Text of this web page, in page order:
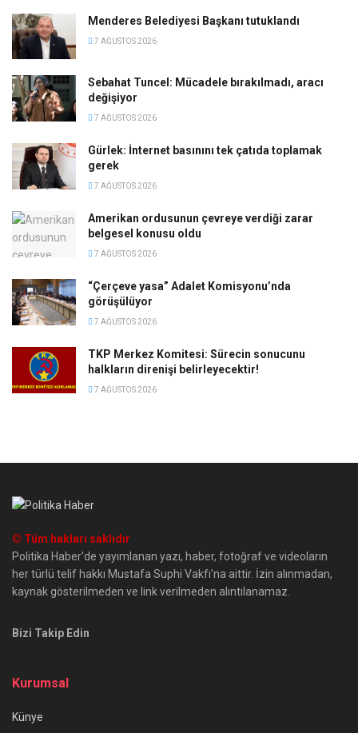
Menderes Belediyesi Başkanı tutuklandı
7 AĞUSTOS 2026
Sebahat Tuncel: Mücadele bırakılmadı, aracı
değişiyor
7 AĞUSTOS 2026
Gürlek: İnternet basınını tek çatıda toplamak
gerek
7 AĞUSTOS 2026
Amerikan ordusunun çevreye verdiği zarar
belgesel konusu oldu
7 AĞUSTOS 2026
“Çerçeve yasa” Adalet Komisyonu’nda
görüşülüyor
7 AĞUSTOS 2026
TKP Merkez Komitesi: Sürecin sonucunu
halkların direnişi belirleyecektir!
7 AĞUSTOS 2026
© Tüm hakları saklıdır
Politika Haber'de yayımlanan yazı, haber, fotoğraf ve videoların
her türlü telif hakkı Mustafa Suphi Vakfı'na aittir. İzin alınmadan,
kaynak gösterilmeden ve link verilmeden alıntılanamaz.
Bizi Takip Edin
Kurumsal
Künye